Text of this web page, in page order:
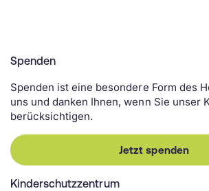
Spenden
Spenden ist eine besondere Form des
uns und danken Ihnen, wenn Sie unser
berücksichtigen.
Jetzt spenden
Kinderschutzzentrum